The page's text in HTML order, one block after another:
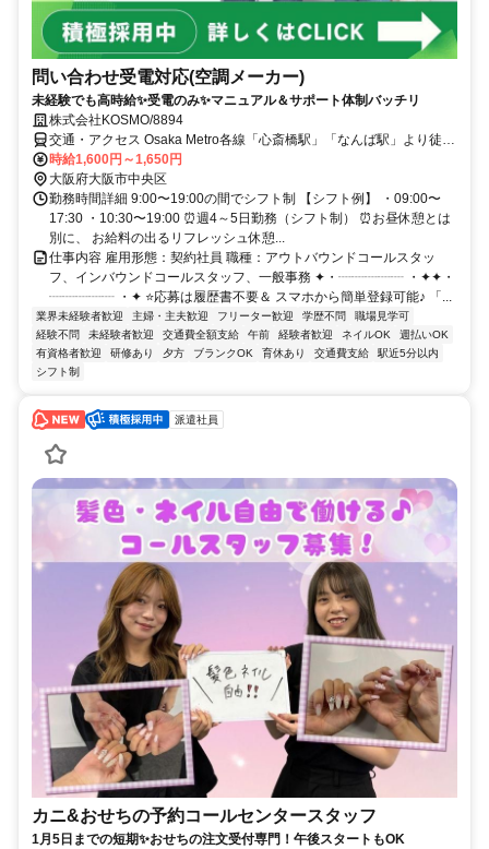
問い合わせ受電対応(空調メーカー)
未経験でも高時給✨受電のみ✨マニュアル＆サポート体制バッチリ
株式会社KOSMO/8894
交通・アクセス Osaka Metro各線「心斎橋駅」「なんば駅」より徒歩
5分
時給1,600円～1,650円
大阪府大阪市中央区
勤務時間詳細 9:00〜19:00の間でシフト制 【シフト例】 ・09:00〜
17:30 ・10:30〜19:00 ⏰週4～5日勤務（シフト制） ⏰お昼休憩とは
別に、 お給料の出るリフレッシュ休憩...
仕事内容 雇用形態：契約社員 職種：アウトバウンドコールスタッ
フ、インバウンドコールスタッフ、一般事務 ✦・┈┈┈┈┈ ・✦✦・
┈┈┈┈┈ ・✦ ⭐応募は履歴書不要＆ スマホから簡単登録可能♪ 「...
業界未経験者歓迎 主婦・主夫歓迎 フリーター歓迎 学歴不問
職場見学可
経験不問
未経験者歓迎 交通費全額支給 午前 経験者歓迎 ネイルOK
週払いOK
有資格者歓迎
研修あり 夕方 ブランクOK 育休あり 交通費支給
駅近5分以内
シフト制
派遣社員
カニ&おせちの予約コールセンタースタッフ
1月5日までの短期✨おせちの注文受付専門！午後スタートもOK